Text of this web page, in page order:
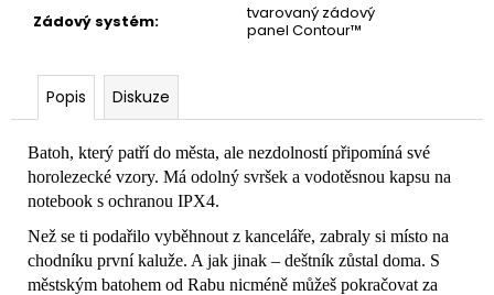
Zádový systém:
tvarovaný zádový
panel Contour™
Popis Diskuze
Batoh, který patří do města, ale nezdolností připomíná své
horolezecké vzory. Má odolný svršek a vodotěsnou kapsu na
notebook s ochranou IPX4.
Než se ti podařilo vyběhnout z kanceláře, zabraly si místo na
chodníku první kaluže. A jak jinak – deštník zůstal doma. S
městským batohem od Rabu nicméně můžeš pokračovat za